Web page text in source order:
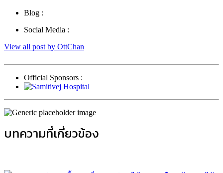
Blog :
Social Media :
View all post by OttChan
Official Sponsors :
บทความที่เกี่ยวข้อง